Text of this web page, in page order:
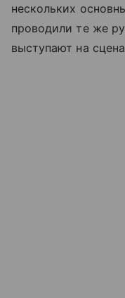
нескольких
проводили те же
выступают на